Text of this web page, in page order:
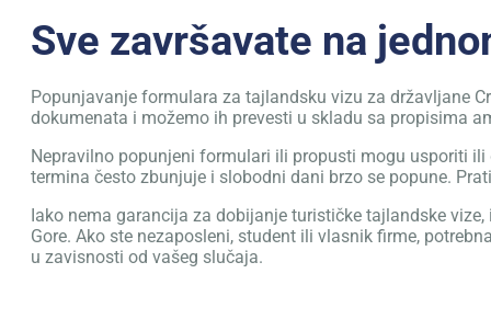
Sve završavate na
Popunjavanje formulara za tajlandsku vizu za državljane
dokumenata i možemo ih prevesti u skladu sa propisima
Nepravilno popunjeni formulari ili propusti mogu usporiti
termina često zbunjuje i slobodni dani brzo se popune.
Iako nema garancija za dobijanje turističke tajlandske
Gore. Ako ste nezaposleni, student ili vlasnik firme,
u zavisnosti od vašeg slučaja.